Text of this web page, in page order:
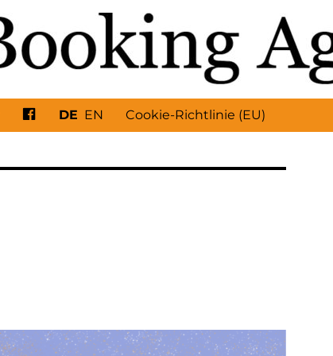
Facebook
DE EN Cookie-Richtlinie (EU)